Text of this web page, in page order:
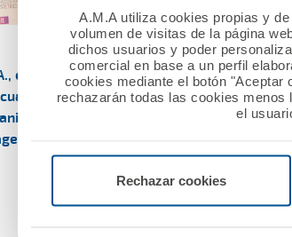
A.M.A utiliza cookies propias y
volumen de visitas de la página
dichos usuarios y poder
comercial en base a un perfil
cookies mediante el botón "Aceptar
rechazarán todas las cookies
el
Rechazar cookies
el Dr. Diego
su
del
de
06 octubre 2023
El Colegio de
renueva con A.M.A.
colaboración.
Ver noticia